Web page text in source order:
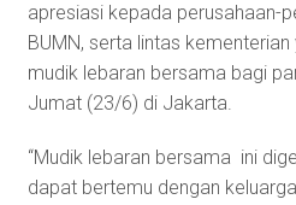
apresiasi kepada perusahaan-
BUMN, serta lintas
mudik lebaran bersama bagi
Jumat (23/6) di Jakarta.
“Mudik lebaran bersama ini
dapat bertemu dengan